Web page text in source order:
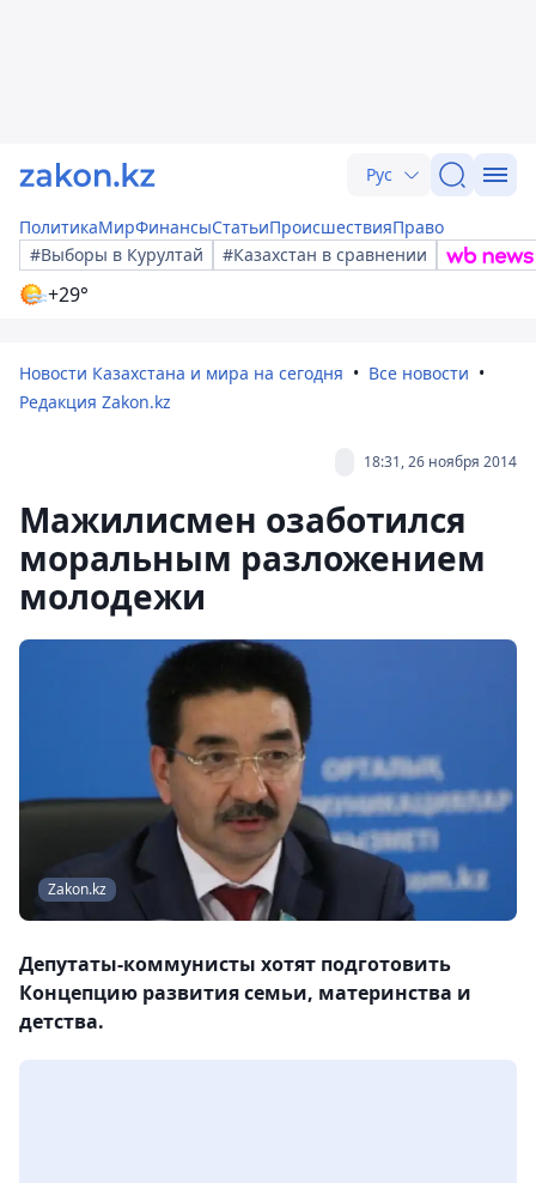
Рус
ПолитикаМирФинансыСтатьиПроисшествияПраво
#Выборы в Курултай
#Казахстан в сравнении
+29°
Новости Казахстана и мира на сегодня
Все новости
Редакция Zakon.kz
18:31, 26 ноября 2014
Мажилисмен озаботился
моральным разложением
молодежи
Zakon.kz
Депутаты-коммунисты хотят подготовить
Концепцию развития семьи, материнства и
детства.